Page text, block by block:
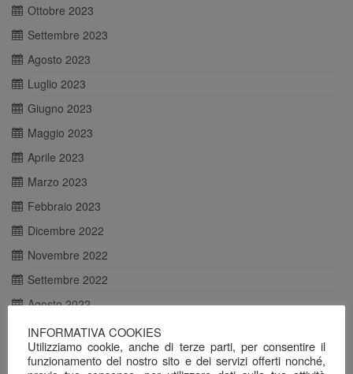
Ottobre 2023
Settembre 2023
Agosto 2023
Luglio 2023
Giugno 2023
Maggio 2023
Aprile 2023
Marzo 2023
Febbraio 2023
Dicembre 2022
Novembre 2022
Settembre 2022
Agosto 2022
Luglio 2022
Giugno 2022
INFORMATIVA COOKIES
Utilizziamo cookie, anche di terze parti, per consentire il
funzionamento del nostro sito e dei servizi offerti nonché,